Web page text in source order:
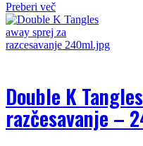
Preberi več
Double K
razčesavanje –